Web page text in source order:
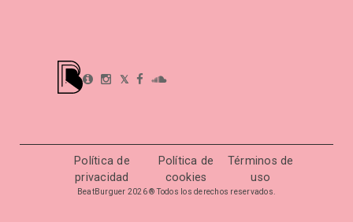
𝕏
Política de
privacidad
Política de
cookies
Términos de
uso
BeatBurguer 2026 ® Todos los derechos reservados.